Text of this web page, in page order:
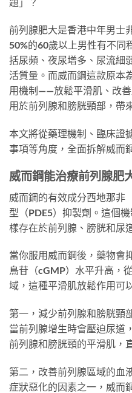
前列腺肥大是香港中年男士
50%的60歲以上男性有不同
括尿頻、夜尿增多、尿流細
活質量。而威而鋼這款原本
用機制——放鬆平滑肌、改
用於前列腺和膀胱頸部，帶
本文將從藥理機制、臨床證
事項等角度，全面拆解威而
威而鋼能治療前列腺肥
威而鋼的有效成分西地那非
型（PDE5）抑製劑。這個
樣存在於前列腺、膀胱和尿
當你服用威而鋼後，藥物會
鳥苷（cGMP）水平升高，
域，這種平滑肌放鬆作用可
第一，減少前列腺和膀胱頸
當前列腺增生時會壓迫尿道
前列腺和膀胱頸的平滑肌，
第二，改善前列腺區域的血
症狀惡化的因素之一，威而